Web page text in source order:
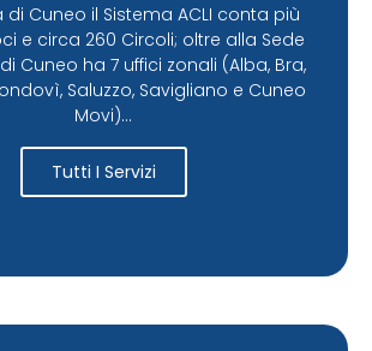
di Cuneo il Sistema ACLI conta più
e circa 260 Circoli; oltre alla Sede
Cuneo ha 7 uffici zonali (Alba, Bra,
Saluzzo, Savigliano e Cuneo
Movi)...
Tutti I Servizi